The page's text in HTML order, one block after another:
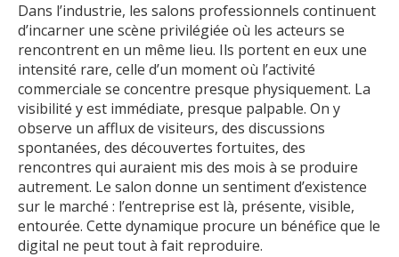
Dans l’industrie, les salons professionnels continuent
d’incarner une scène privilégiée où les acteurs se
rencontrent en un même lieu. Ils portent en eux une
intensité rare, celle d’un moment où l’activité
commerciale se concentre presque physiquement. La
visibilité y est immédiate, presque palpable. On y
observe un afflux de visiteurs, des discussions
spontanées, des découvertes fortuites, des
rencontres qui auraient mis des mois à se produire
autrement. Le salon donne un sentiment d’existence
sur le marché : l’entreprise est là, présente, visible,
entourée. Cette dynamique procure un bénéfice que le
digital ne peut tout à fait reproduire.